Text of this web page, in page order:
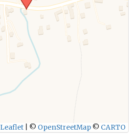
WYŚLIJ
Leaflet © OpenStreetMap © CARTO